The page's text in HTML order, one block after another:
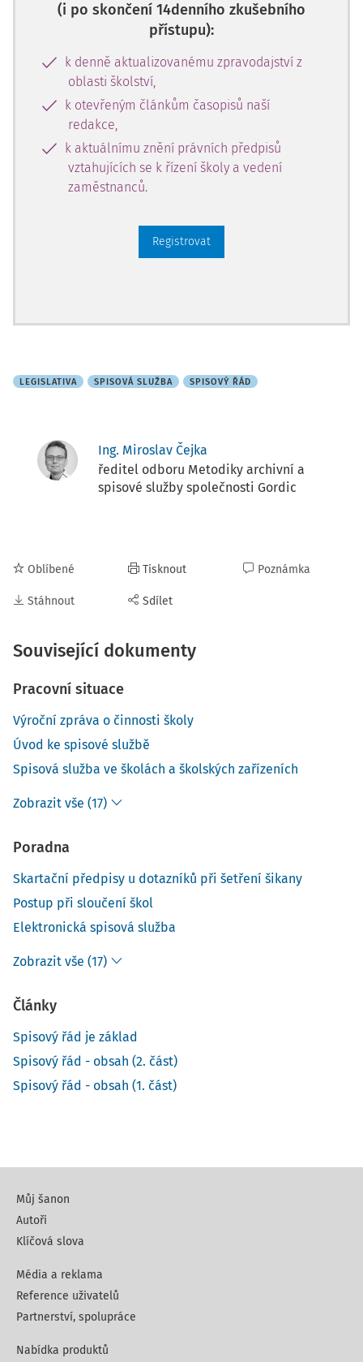
(i po skončení 14denního zkušebního
přístupu):
k denně aktualizovanému zpravodajství z
oblasti školství,
k otevřeným článkům časopisů naší
redakce,
k aktuálnímu znění právních předpisů
vztahujících se k řízení školy a vedení
zaměstnanců.
Registrovat
LEGISLATIVA SPISOVÁ SLUŽBA SPISOVÝ ŘÁD
Ing. Miroslav Čejka
ředitel odboru Metodiky archivní a
spisové služby společnosti Gordic
Oblíbené
Stáhnout
Tisknout
Sdílet
Poznámka
Související dokumenty
Pracovní situace
Výroční zpráva o činnosti školy
Úvod ke spisové službě
Spisová služba ve školách a školských zařízeních
Zobrazit vše (17)
Poradna
Skartační předpisy u dotazníků při šetření šikany
Postup při sloučení škol
Elektronická spisová služba
Zobrazit vše (17)
Články
Spisový řád je základ
Spisový řád - obsah (2. část)
Spisový řád - obsah (1. část)
Můj šanon
Autoři
Klíčová slova
Média a reklama
Reference uživatelů
Partnerství, spolupráce
Nabídka produktů